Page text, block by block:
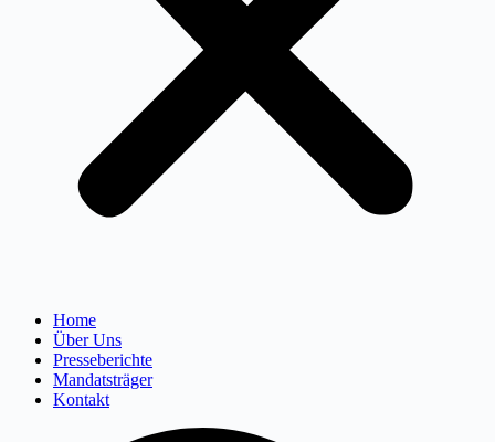
Home
Über Uns
Presseberichte
Mandatsträger
Kontakt